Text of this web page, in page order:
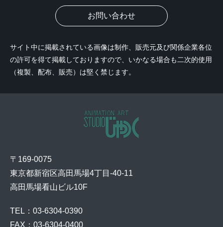
〒169-0075
東京都新宿区高田馬場4丁目-40-11
高田馬場看山ビル10F
TEL：03-6304-0390
FAX：03-6304-0400
お問い合わせ
サイト中に掲載されている画像は制作、販売元及び関係企業各位
の許可を得て掲載しておりますので、いかなる場合も二次的使用
（複製、配布、販売）は堅く禁じます。